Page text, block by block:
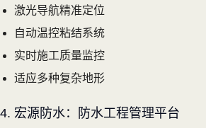
激光导航精准定位
自动温控粘结系统
实时施工质量监控
适应多种复杂地形
4. 宏源防水：防水工程管理平台